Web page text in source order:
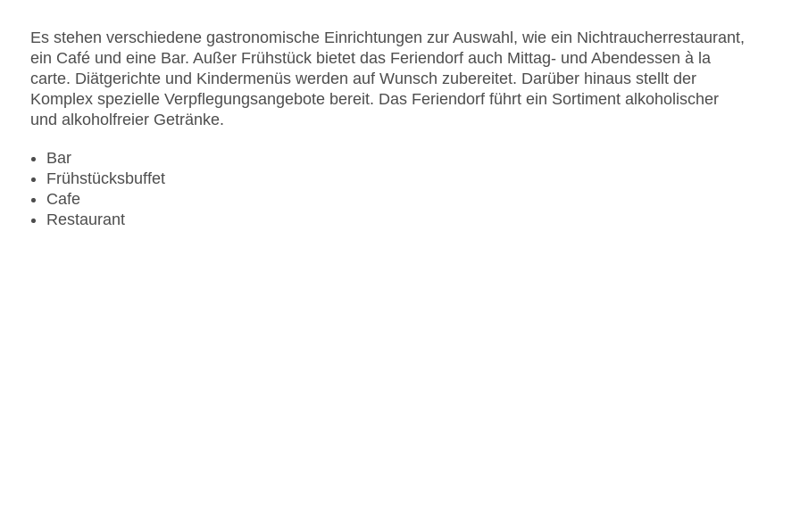
Es stehen verschiedene gastronomische Einrichtungen zur Auswahl, wie ein Nichtraucherrestaurant,
ein Café und eine Bar. Außer Frühstück bietet das Feriendorf auch Mittag- und Abendessen à la
carte. Diätgerichte und Kindermenüs werden auf Wunsch zubereitet. Darüber hinaus stellt der
Komplex spezielle Verpflegungsangebote bereit. Das Feriendorf führt ein Sortiment alkoholischer
und alkoholfreier Getränke.
Bar
Frühstücksbuffet
Cafe
Restaurant